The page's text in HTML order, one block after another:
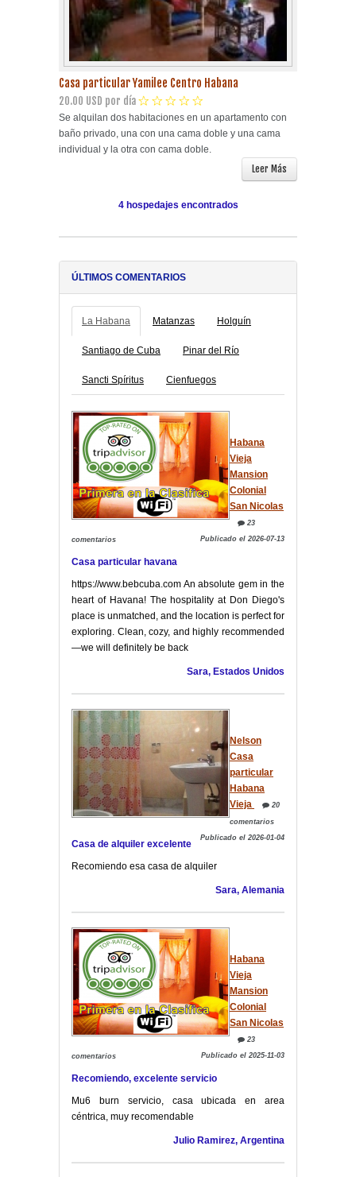
Casa particular Yamilee Centro Habana
20.00 USD por día
Se alquilan dos habitaciones en un apartamento con
baño privado, una con una cama doble y una cama
individual y la otra con cama doble.
Leer Más
4 hospedajes encontrados
ÚLTIMOS COMENTARIOS
La Habana Matanzas Holguín
Santiago de Cuba Pinar del Río
Sancti Spíritus Cienfuegos
Habana
Vieja
Mansion
Colonial
San Nicolas
23
comentarios Publicado el 2026-07-13
Casa particular havana
https://www.bebcuba.com An absolute gem in the
heart of Havana! The hospitality at Don Diego's
place is unmatched, and the location is perfect for
exploring. Clean, cozy, and highly recommended
—we will definitely be back
Sara, Estados Unidos
Nelson
Casa
particular
Habana
Vieja
20
comentarios
Publicado el 2026-01-04
Casa de alquiler excelente
Recomiendo esa casa de alquiler
Sara, Alemania
Habana
Vieja
Mansion
Colonial
San Nicolas
23
comentarios Publicado el 2025-11-03
Recomiendo, excelente servicio
Mu6 burn servicio, casa ubicada en area
céntrica, muy recomendable
Julio Ramirez, Argentina